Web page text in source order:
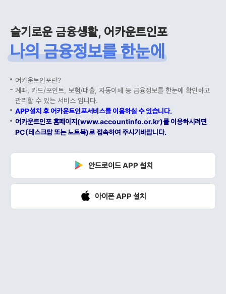
슬기로운 금융생활, 어카운트인포
나의 금융정보를 한눈에
어카운트인포란?
계좌, 카드/포인트, 보험/대출, 자동이체 등 금융정보를 한눈에 확인하고
관리할 수 있는 서비스 입니다.
APP설치 후 어카운트인포서비스를 이용하실 수 있습니다.
어카운트인포 홈페이지(www.accountinfo.or.kr)를 이용하시려면
PC(데스크탑 또는 노트북)로 접속하여 주시기바랍니다.
안드로이드 APP 설치
아이폰 APP 설치